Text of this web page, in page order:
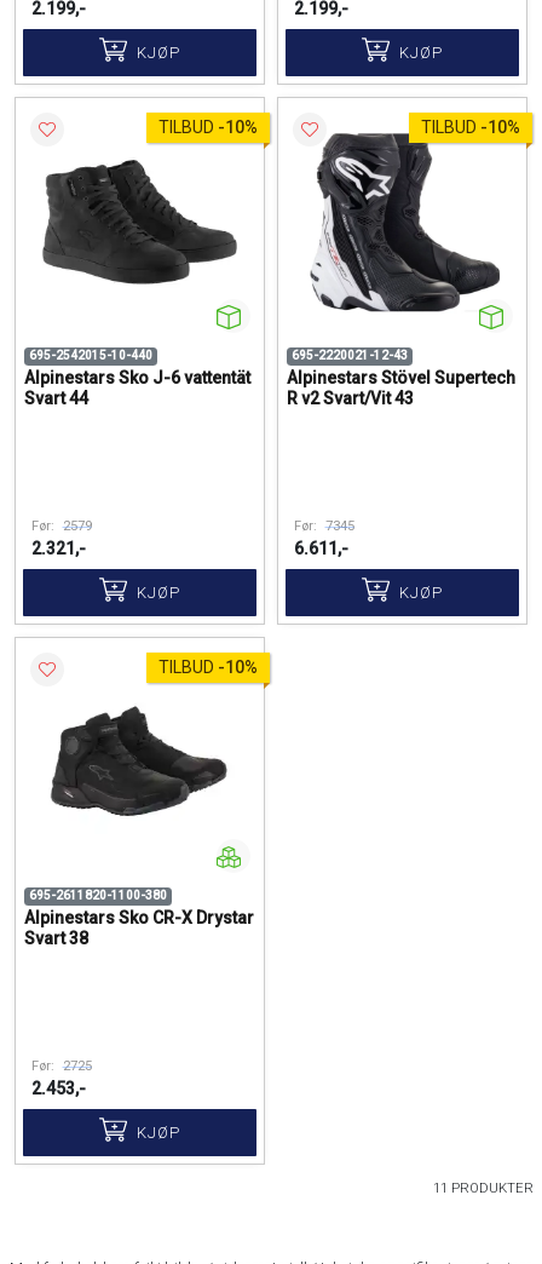
2.199,-
KJØP
2.199,-
KJØP
TILBUD -10%
695-2542015-10-440
Alpinestars Sko J-6 vattentät
Svart 44
Før: 2579
2.321,-
KJØP
TILBUD -10%
695-2220021-12-43
Alpinestars Stövel Supertech
R v2 Svart/Vit 43
Før: 7345
6.611,-
KJØP
TILBUD -10%
695-2611820-1100-380
Alpinestars Sko CR-X Drystar
Svart 38
Før: 2725
2.453,-
KJØP
11 PRODUKTER